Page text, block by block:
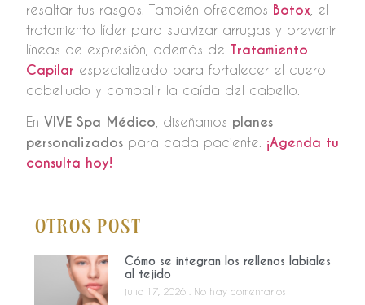
Otros Post
Cómo se integran los rellenos labiales
al tejido
julio 17, 2026 No hay comentarios
resaltar tus rasgos. También ofrecemos Botox , el
tratamiento líder para suavizar arrugas y prevenir
líneas de expresión, además de Tratamiento
Capilar especializado para fortalecer el cuero
cabelludo y combatir la caída del cabello.
En VIVE Spa Médico , diseñamos planes
personalizados para cada paciente. ¡Agenda tu
consulta hoy!